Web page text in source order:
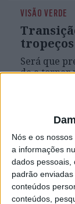
Nós e os nossos
a informações
dados pessoais,
padrão
conteúdos
conteúdos,
VISÃO VERDE
Será que
de a tornar
ambas as